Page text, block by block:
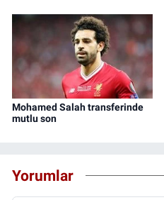
Mohamed Salah transferinde
mutlu son
Yorumlar